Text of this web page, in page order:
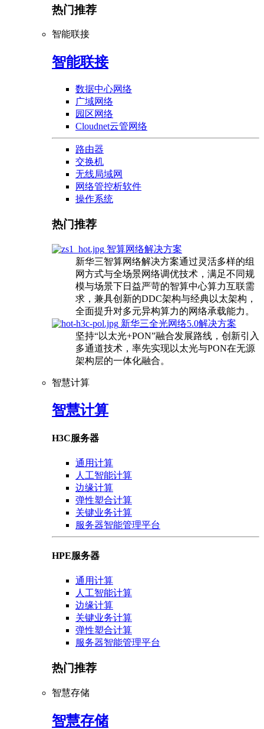
热门推荐
智能联接
智能联接
数据中心网络
广域网络
园区网络
Cloudnet云管网络
路由器
交换机
无线局域网
网络管控析软件
操作系统
热门推荐
智算网络解决方案
新华三智算网络解决方案通过灵活多样的组
网方式与全场景网络调优技术，满足不同规
模与场景下日益严苛的智算中心算力互联需
求，兼具创新的DDC架构与经典以太架构，
全面提升对多元异构算力的网络承载能力。
新华三全光网络5.0解决方案
坚持“以太光+PON”融合发展路线，创新引入
多通道技术，率先实现以太光与PON在无源
架构层的一体化融合。
智慧计算
智慧计算
H3C服务器
通用计算
人工智能计算
边缘计算
弹性塑合计算
关键业务计算
服务器智能管理平台
HPE服务器
通用计算
人工智能计算
边缘计算
关键业务计算
弹性塑合计算
服务器智能管理平台
热门推荐
智慧存储
智慧存储